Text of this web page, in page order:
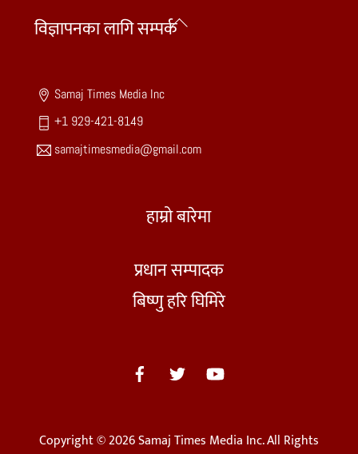
Back
विज्ञापनका लागि सम्पर्क
Samaj Times Media Inc
+1 929-421-8149
samajtimesmedia@gmail.com
हाम्रो बारेमा
प्रधान सम्पादक
बिष्णु हरि घिमिरे
Copyright © 2026 Samaj Times Media Inc. All Rights